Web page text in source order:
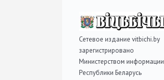
Сетевое издание vitbichi.by
зарегистрировано
Министерством информации
Республики Беларусь